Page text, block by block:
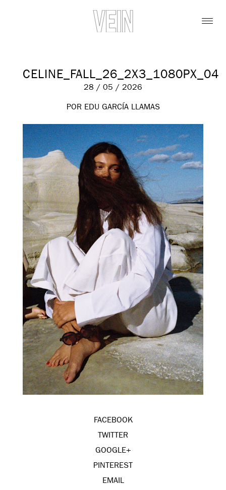
CELINE_FALL_26_2X3_1080PX_04
28 / 05 / 2026
POR EDU GARCÍA LLAMAS
FACEBOOK
TWITTER
GOOGLE+
PINTEREST
EMAIL